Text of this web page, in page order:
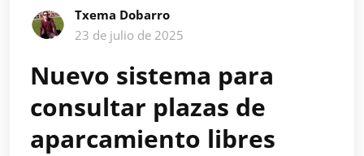
Txema Dobarro
23 de julio de 2025
Nuevo sistema para
consultar plazas de
aparcamiento libres